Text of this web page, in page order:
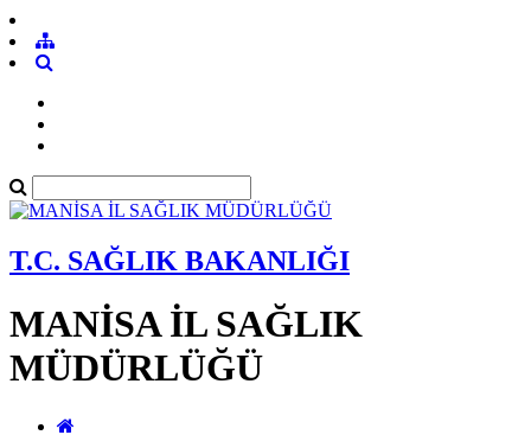
T.C. SAĞLIK BAKANLIĞI
MANİSA İL SAĞLIK
MÜDÜRLÜĞÜ